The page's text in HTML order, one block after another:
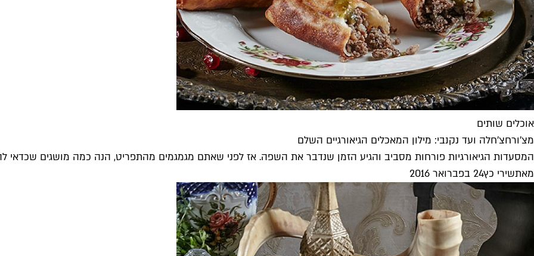
אוכלים שותים
מצ׳ורחצ׳חלה ועד נקנבי: מילון המאכלים הגיאורגיים השלם
המסעדות הגיאורגיות פורחות מסביב והגיע הזמן שנדבר את השפה. אז לפני שאתם מגמגמים מהתפריט, הנה כמה מושגים שכדאי
מאתשירי כץ24 בפברואר 2016